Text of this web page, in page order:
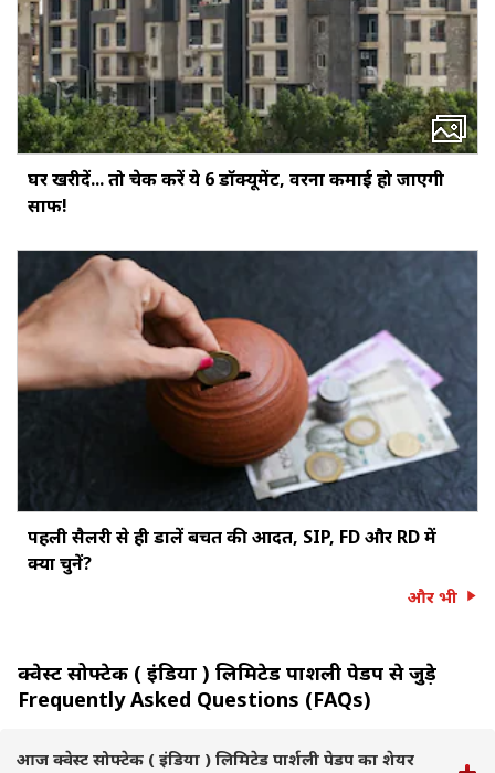
घर खरीदें... तो चेक करें ये 6 डॉक्‍यूमेंट, वरना कमाई हो जाएगी
साफ!
पहली सैलरी से ही डालें बचत की आदत, SIP, FD और RD में
क्या चुनें?
और भी
क्वेस्ट सोफ्टेक ( इंडिया ) लिमिटेड पार्शली पेडप से जुड़े
Frequently Asked Questions (FAQs)
आज क्वेस्ट सोफ्टेक ( इंडिया ) लिमिटेड पार्शली पेडप का शेयर